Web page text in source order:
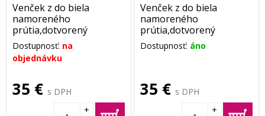
Venček z do biela
namoreného
prútia,dotvorený
tulipánmi žltej farby a
kvietkami iskerníkov
bielej farby v kombinácii
Rozmer cca 35 cm.
Dostupnosť: na
objednávku
35 € s DPH
+
Venček z do biela
namoreného
prútia,dotvorený
tulipánmi bielej farby a
kvietkami iskerníkov a
Rozmer cca 35 cm.
Dostupnosť: áno
35 € s DPH
+